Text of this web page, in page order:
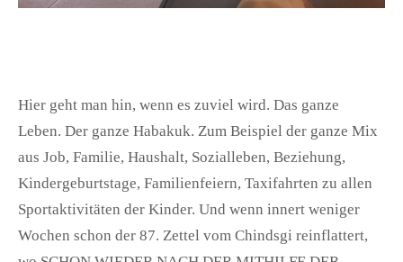
Hier geht man hin, wenn es zuviel wird. Das ganze
Leben. Der ganze Habakuk. Zum Beispiel der ganze Mix
aus Job, Familie, Haushalt, Sozialleben, Beziehung,
Kindergeburtstage, Familienfeiern, Taxifahrten zu allen
Sportaktivitäten der Kinder. Und wenn innert weniger
Wochen schon der 87. Zettel vom Chindsgi reinflattert,